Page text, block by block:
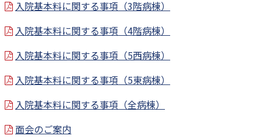
入院基本料に関する事項（3階病棟）
入院基本料に関する事項（4階病棟）
入院基本料に関する事項（5西病棟）
入院基本料に関する事項（5東病棟）
入院基本料に関する事項（全病棟）
面会のご案内